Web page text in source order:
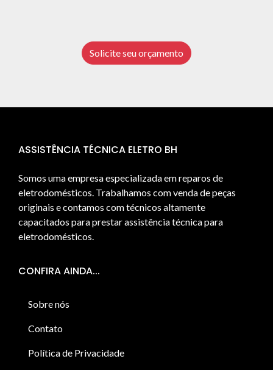
Solicite seu orçamento
ASSISTÊNCIA TÉCNICA ELETRO BH
Somos uma empresa especializada em reparos de
eletrodomésticos. Trabalhamos com venda de peças
originais e contamos com técnicos altamente
capacitados para prestar assistência técnica para
eletrodomésticos.
CONFIRA AINDA...
Sobre nós
Contato
Política de Privacidade